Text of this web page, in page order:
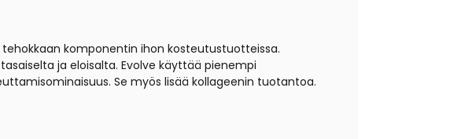
komponentin ihon kosteutustuotteissa.
ja eloisalta. Evolve käyttää pienempi
Se myös lisää kollageenin tuotantoa.